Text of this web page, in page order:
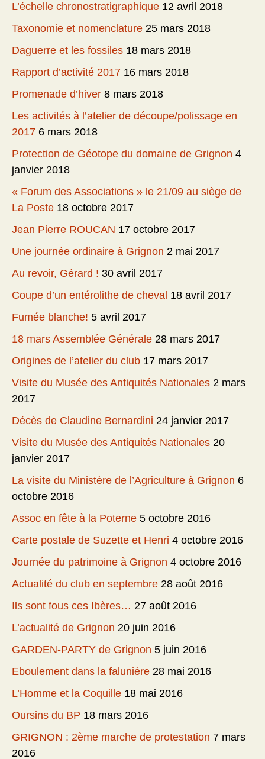
L’échelle chronostratigraphique 12 avril 2018
Taxonomie et nomenclature 25 mars 2018
Daguerre et les fossiles 18 mars 2018
Rapport d’activité 2017 16 mars 2018
Promenade d’hiver 8 mars 2018
Les activités à l’atelier de découpe/polissage en
2017 6 mars 2018
Protection de Géotope du domaine de Grignon 4
janvier 2018
« Forum des Associations » le 21/09 au siège de
La Poste 18 octobre 2017
Jean Pierre ROUCAN 17 octobre 2017
Une journée ordinaire à Grignon 2 mai 2017
Au revoir, Gérard ! 30 avril 2017
Coupe d’un entérolithe de cheval 18 avril 2017
Fumée blanche! 5 avril 2017
18 mars Assemblée Générale 28 mars 2017
Origines de l’atelier du club 17 mars 2017
Visite du Musée des Antiquités Nationales 2 mars
2017
Décès de Claudine Bernardini 24 janvier 2017
Visite du Musée des Antiquités Nationales 20
janvier 2017
La visite du Ministère de l’Agriculture à Grignon 6
octobre 2016
Assoc en fête à la Poterne 5 octobre 2016
Carte postale de Suzette et Henri 4 octobre 2016
Journée du patrimoine à Grignon 4 octobre 2016
Actualité du club en septembre 28 août 2016
Ils sont fous ces Ibères… 27 août 2016
L’actualité de Grignon 20 juin 2016
GARDEN-PARTY de Grignon 5 juin 2016
Eboulement dans la falunière 28 mai 2016
L’Homme et la Coquille 18 mai 2016
Oursins du BP 18 mars 2016
GRIGNON : 2ème marche de protestation 7 mars
2016